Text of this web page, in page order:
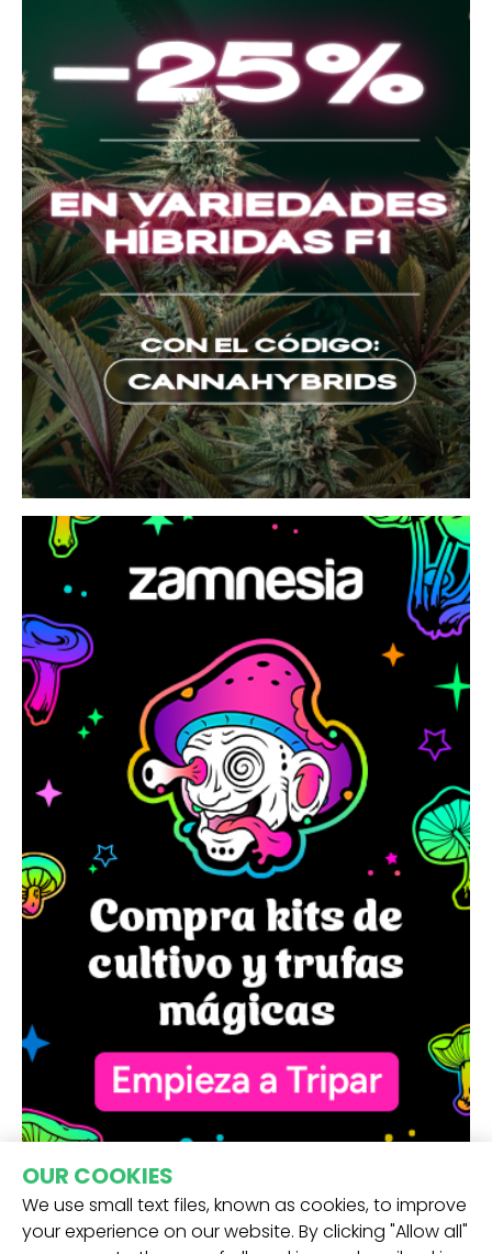
OUR COOKIES
We use small text files, known as cookies, to improve
your experience on our website. By clicking "Allow all"